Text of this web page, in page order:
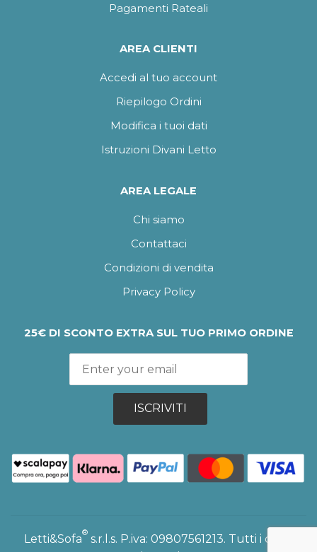
Pagamenti Rateali
AREA CLIENTI
Accedi al tuo account
Riepilogo Ordini
Modifica i tuoi dati
Istruzioni Divani Letto
AREA LEGALE
Chi siamo
Contattaci
Condizioni di vendita
Privacy Policy
25€ DI SCONTO EXTRA SUL TUO PRIMO ORDINE
ISCRIVITI
Letti&Sofa
®
s.r.l.s. P.iva: 09807561213. Tutti i diritti